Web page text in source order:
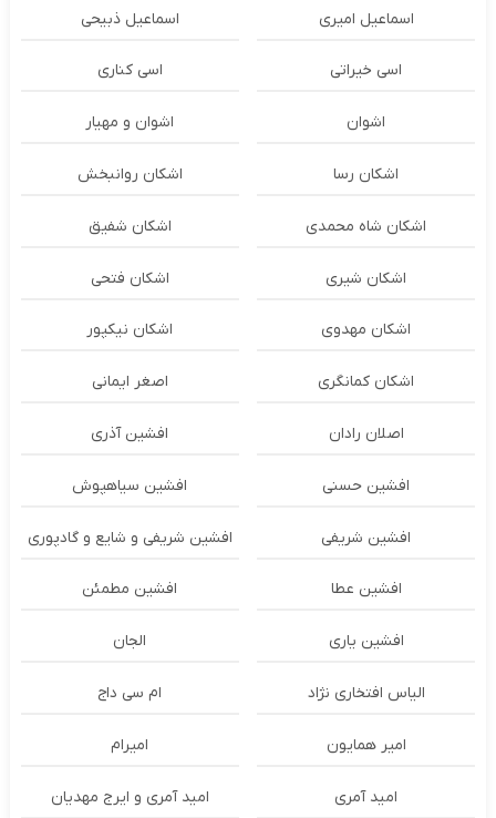
اسماعیل امیری اسماعیل ذبیحی
اسی خیراتی اسی کناری
اشوان اشوان و مهیار
اشکان رسا اشکان روانبخش
اشکان شاه محمدی اشکان شفیق
اشکان شیری اشکان فتحی
اشکان مهدوی اشکان نیکپور
اشکان‌ کمانگری اصغر ایمانی
اصلان رادان افشین آذری
افشین حسنی افشین سیاهپوش
افشین شریفی افشین شریفی و شایع و گادپوری
افشین عطا افشین مطمئن
افشین یاری الجان
الیاس افتخاری نژاد ام سی داج
امير همايون اميرام
امید آمری امید آمری و ایرج مهدیان